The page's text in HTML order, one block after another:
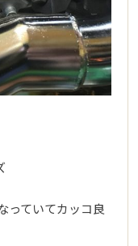
っていてカッコ良